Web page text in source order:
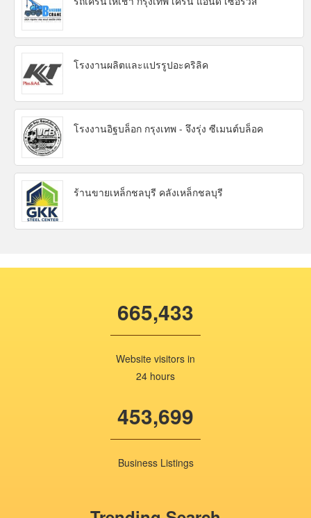
โรงงานผลิตและแปรรูปอะคริลิค
โรงงานอิฐบล็อก กรุงเทพ - จึงรุ่ง ซีเมนต์บล็อค
ร้านขายเหล็กชลบุรี คลังเหล็กชลบุรี
665,433
Website visitors in
24 hours
453,699
Business Listings